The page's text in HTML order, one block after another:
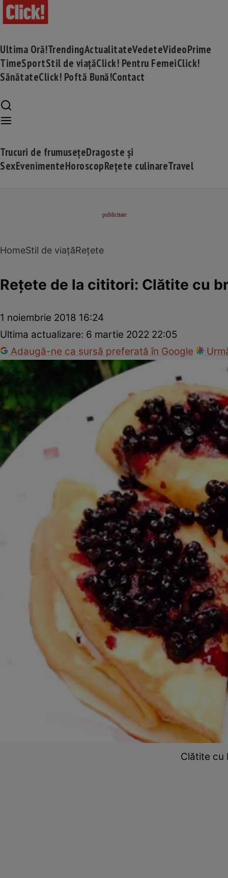
Ultima Oră!TrendingActualitateVedeteVideoPrime
TimeSportStil de viațăClick! Pentru FemeiClick!
SănătateClick! Poftă Bună!Contact
Trucuri de frumusețeDragoste și
SexEvenimenteHoroscopRețete culinareTravel
HomeStil de viațăRețete
Reţete de la cititori: Clătite cu
1 noiembrie 2018 16:24
Ultima actualizare: 6 martie 2022 22:05
Adaugă-ne ca sursă preferată în Google
Clătite cu